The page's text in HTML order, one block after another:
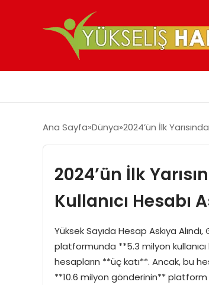
Ana Sayfa Dünya 2024’ün İlk
2024’ün İlk
Kullanıcı Hesabı
Yüksek Sayıda Hesap Askıya
platformunda **5.3 milyon kullanıcı
hesapların **üç katı**. Ancak, bu
**10.6 milyon gönderinin** platform